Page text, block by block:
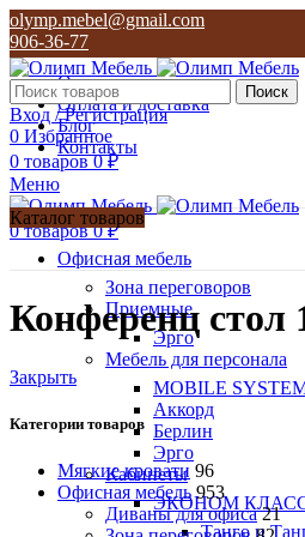
olymp.mebel@gmail.com
906-36-77
О нас
Оплата и доставка
Блог
Контакты
Поиск
Вход / Регистрация
0 Избранное
0 товаров 0₽
Меню
0товаров 0₽
Каталог товаров
Офисная мебель
Зона переговоров
Приемные
Эрго
Мебель для персонала
MOBILE
Аккорд
Берлин
Эрго
Кабинеты
ЭКОНОМ
Танго и
Конференц стол
Закрыть
Категории товаров
Мягкие кровати 96
Офисная мебель 953
Диваны для офиса 21